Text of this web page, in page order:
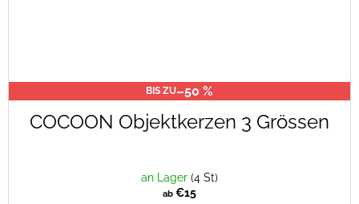
BIS ZU–50 %
COCOON Objektkerzen 3 Grössen
an Lager (4 St)
ab €15